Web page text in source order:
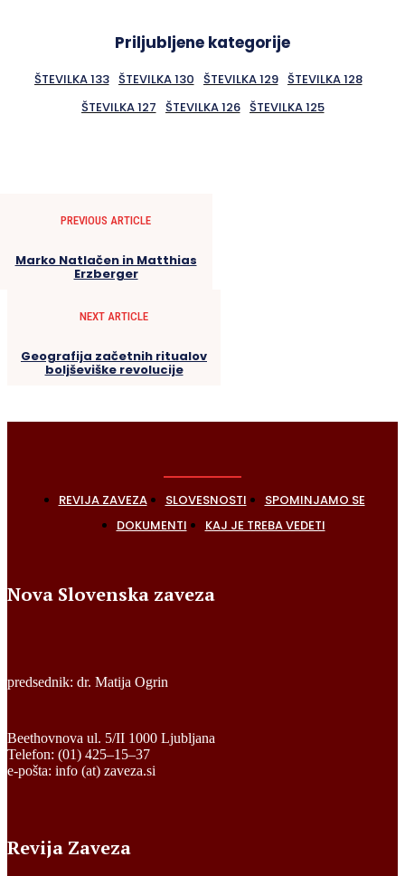
Priljubljene kategorije
ŠTEVILKA 133 ŠTEVILKA 130 ŠTEVILKA 129 ŠTEVILKA 128
ŠTEVILKA 127 ŠTEVILKA 126 ŠTEVILKA 125
PREVIOUS ARTICLE
Marko Natlačen in Matthias
Erzberger
NEXT ARTICLE
Geografija začetnih ritualov
boljševiške revolucije
REVIJA ZAVEZA SLOVESNOSTI
SPOMINJAMO SE
DOKUMENTI
KAJ JE TREBA VEDETI
Nova Slovenska zaveza
predsednik: dr. Matija Ogrin
Beethovnova ul. 5/II 1000 Ljubljana
Telefon: (01) 425–15–37
e-pošta: info (at) zaveza.si
Revija Zaveza